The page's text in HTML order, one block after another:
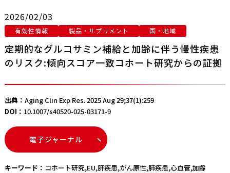
2026/02/03
有効性情報 製品・サプリメント 国・地域
定期的なグルコサミン補給と加齢に伴う慢性疾患
のリスク:傾向スコア一致コホート研究からの証拠
出典： Aging Clin Exp Res. 2025 Aug 29;37(1):259
DOI： 10.1007/s40520-025-03171-9
電子ジャーナル
キーワード： コホート研究,EU,肝疾患,がん原性,肺疾患,心血管,加齢